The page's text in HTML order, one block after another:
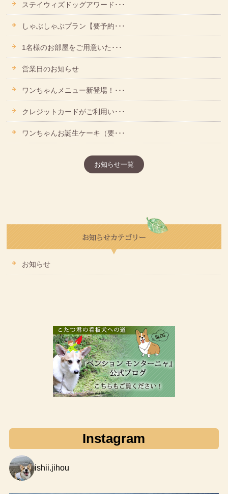
ステイウィズドッグアワード･･･
しゃぶしゃぶプラン【要予約･･･
1名様のお部屋をご用意いた･･･
営業日のお知らせ
ワンちゃんメニュー新登場！･･･
クレジットカードがご利用い･･･
ワンちゃんお誕生ケーキ（要･･･
お知らせ一覧
お知らせ
Instagram
ishii.jihou